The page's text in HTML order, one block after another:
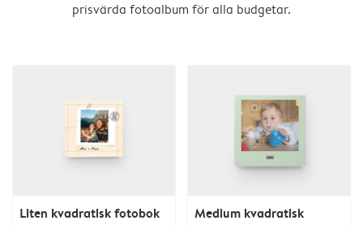
prisvärda fotoalbum för alla budgetar.
Liten kvadratisk fotobok
Medium kvadratisk